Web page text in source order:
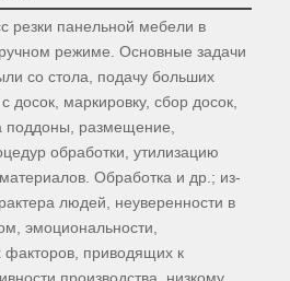
резки панельной мебели в
режиме. Основные задачи
со стола, подачу больших
досок, маркировку, сбор досок,
поддоны, размещение,
обработки, утилизацию
Обработка и др.; из-
людей, неуверенности в
эмоциональности,
факторов, приводящих к
производства, низкому